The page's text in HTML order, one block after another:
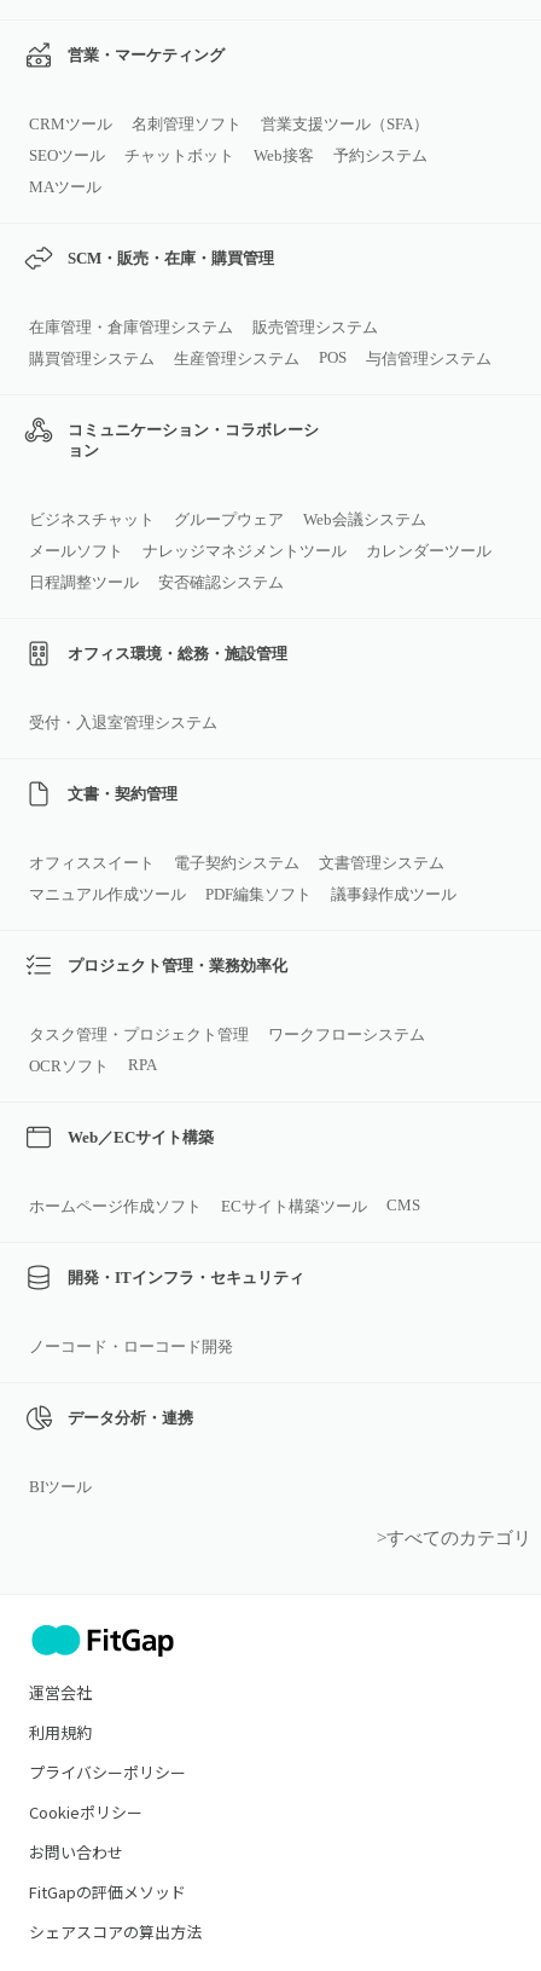
営業・マーケティング
CRMツール 名刺管理ソフト
営業支援ツール（SFA）
SEOツール
チャットボット Web接客
予約システム
MAツール
SCM・販売・在庫・購買管理
在庫管理・倉庫管理システム
販売管理システム
購買管理システム
生産管理システム POS 与信管理システム
コミュニケーション・コラボレーシ
ョン
ビジネスチャット グループウェア
Web会議システム
メールソフト
ナレッジマネジメントツール
カレンダーツール
日程調整ツール
安否確認システム
オフィス環境・総務・施設管理
受付・入退室管理システム
文書・契約管理
オフィススイート 電子契約システム
文書管理システム
マニュアル作成ツール
PDF編集ソフト 議事録作成ツール
プロジェクト管理・業務効率化
タスク管理・プロジェクト管理
ワークフローシステム
OCRソフト
RPA
Web／ECサイト構築
ホームページ作成ソフト ECサイト構築ツール CMS
開発・ITインフラ・セキュリティ
ノーコード・ローコード開発
データ分析・連携
BIツール
>すべてのカテゴリ
運営会社
利用規約
プライバシーポリシー
Cookieポリシー
お問い合わせ
FitGapの評価メソッド
シェアスコアの算出方法